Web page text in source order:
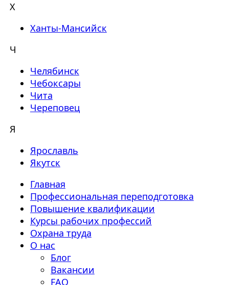
Х
Ханты-Мансийск
Ч
Челябинск
Чебоксары
Чита
Череповец
Я
Ярославль
Якутск
Главная
Профессиональная переподготовка
Повышение квалификации
Курсы рабочих профессий
Охрана труда
О нас
Блог
Вакансии
FAQ